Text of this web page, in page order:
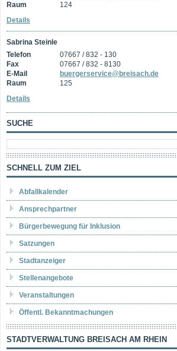
Raum
124
Details
Sabrina Steinle
Telefon
07667 / 832 - 130
Fax
07667 / 832 - 8130
E-Mail
buergerservice@breisach.de
Raum
125
Details
SUCHE
SCHNELL ZUM ZIEL
Abfallkalender
Ansprechpartner
Bürgerbewegung für Inklusion
Satzungen
Stadtanzeiger
Stellenangebote
Veranstaltungen
Öffentl. Bekanntmachungen
STADTVERWALTUNG BREISACH AM RHEIN